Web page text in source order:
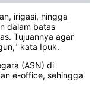
irigasi, hingga
dalam batas
Tujuannya agar
kata Ipuk.
(ASN) di
e-office, sehingga